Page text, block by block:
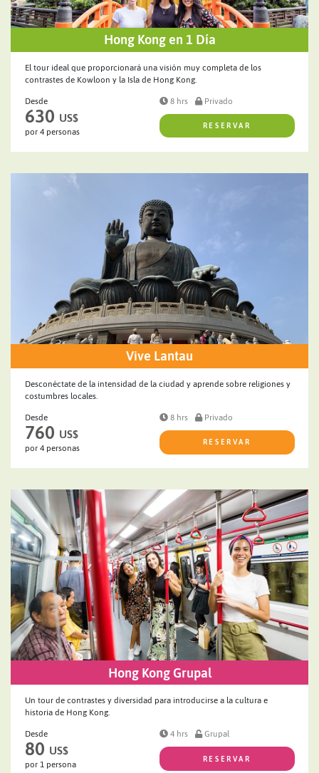
Hong Kong en 1 Día
El tour ideal que proporcionará una visión muy completa de los
contrastes de Kowloon y la Isla de Hong Kong.
Desde
630 US$
por 4 personas
8 hrs Privado
RESERVAR
Vive Lantau
Desconéctate de la intensidad de la ciudad y aprende sobre religiones y
costumbres locales.
Desde
760 US$
por 4 personas
8 hrs Privado
RESERVAR
Hong Kong Grupal
Un tour de contrastes y diversidad para introducirse a la cultura e
historia de Hong Kong.
Desde
80 US$
por 1 persona
4 hrs Grupal
RESERVAR